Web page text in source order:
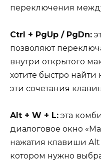
переключения
Ctrl + PgUp / PgDn:
позволяют
внутри открытого
хотите быстро
эти сочетания
Alt + W + L: эта
диалоговое окно
нажатия клавиши Alt
котором нужно